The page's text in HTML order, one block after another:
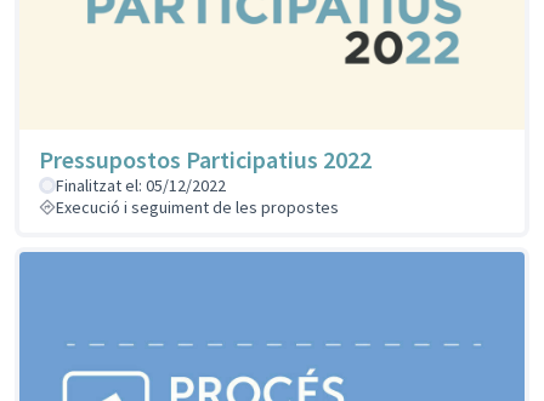
Pressupostos Participatius 2022
Finalitzat el: 05/12/2022
Execució i seguiment de les propostes